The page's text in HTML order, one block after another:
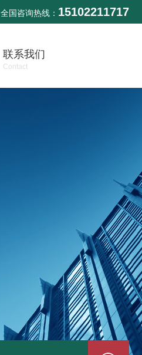
全国咨询热线： 15102211717
联系我们
Contact